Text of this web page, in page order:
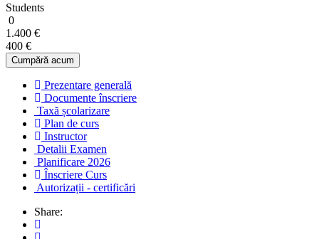
Students
0
1.400 €
400 €
Cumpără acum
Prezentare generală
Documente înscriere
Taxă școlarizare
Plan de curs
Instructor
Detalii Examen
Planificare 2026
Înscriere Curs
Autorizații - certificări
Share: